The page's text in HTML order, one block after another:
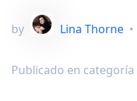
by Lina Thorne •
Publicado en categoría